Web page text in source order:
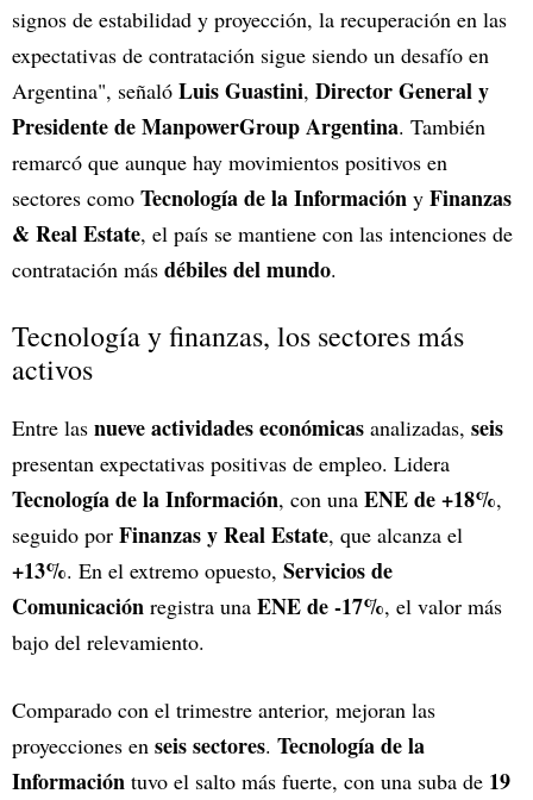
signos de estabilidad y proyección, la recuperación en las
expectativas de contratación sigue siendo un desafío en
Argentina", señaló Luis Guastini, Director General y
Presidente de ManpowerGroup Argentina. También
remarcó que aunque hay movimientos positivos en
sectores como Tecnología de la Información y Finanzas
& Real Estate, el país se mantiene con las intenciones de
contratación más débiles del mundo.
Tecnología y finanzas, los sectores más
activos
Entre las nueve actividades económicas analizadas, seis
presentan expectativas positivas de empleo. Lidera
Tecnología de la Información, con una ENE de +18%,
seguido por Finanzas y Real Estate, que alcanza el
+13%. En el extremo opuesto, Servicios de
Comunicación registra una ENE de -17%, el valor más
bajo del relevamiento.
Comparado con el trimestre anterior, mejoran las
proyecciones en seis sectores. Tecnología de la
Información tuvo el salto más fuerte, con una suba de 19